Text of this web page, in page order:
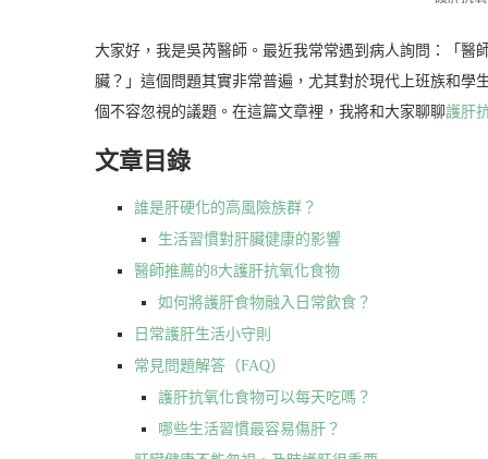
大家好，我是吳芮醫師。最近我常常遇到病人詢問：「醫
臟？」這個問題其實非常普遍，尤其對於現代上班族和
個不容忽視的議題。在這篇文章裡，我將和大家聊聊護肝
文章目錄
誰是肝硬化的高風險族群？
生活習慣對肝臟健康的影響
醫師推薦的8大護肝抗氧化食物
如何將護肝食物融入日常飲食？
日常護肝生活小守則
常見問題解答（FAQ）
護肝抗氧化食物可以每天吃嗎？
哪些生活習慣最容易傷肝？